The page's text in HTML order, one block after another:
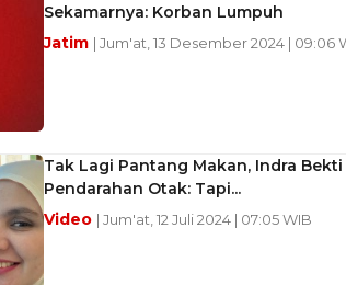
Sekamarnya: Korban Lumpuh
Jatim | Jum'at, 13 Desember 2024 | 09:06
Tak Lagi Pantang Makan, Indra
Pendarahan Otak: Tapi...
Video | Jum'at, 12 Juli 2024 | 07:05 WIB